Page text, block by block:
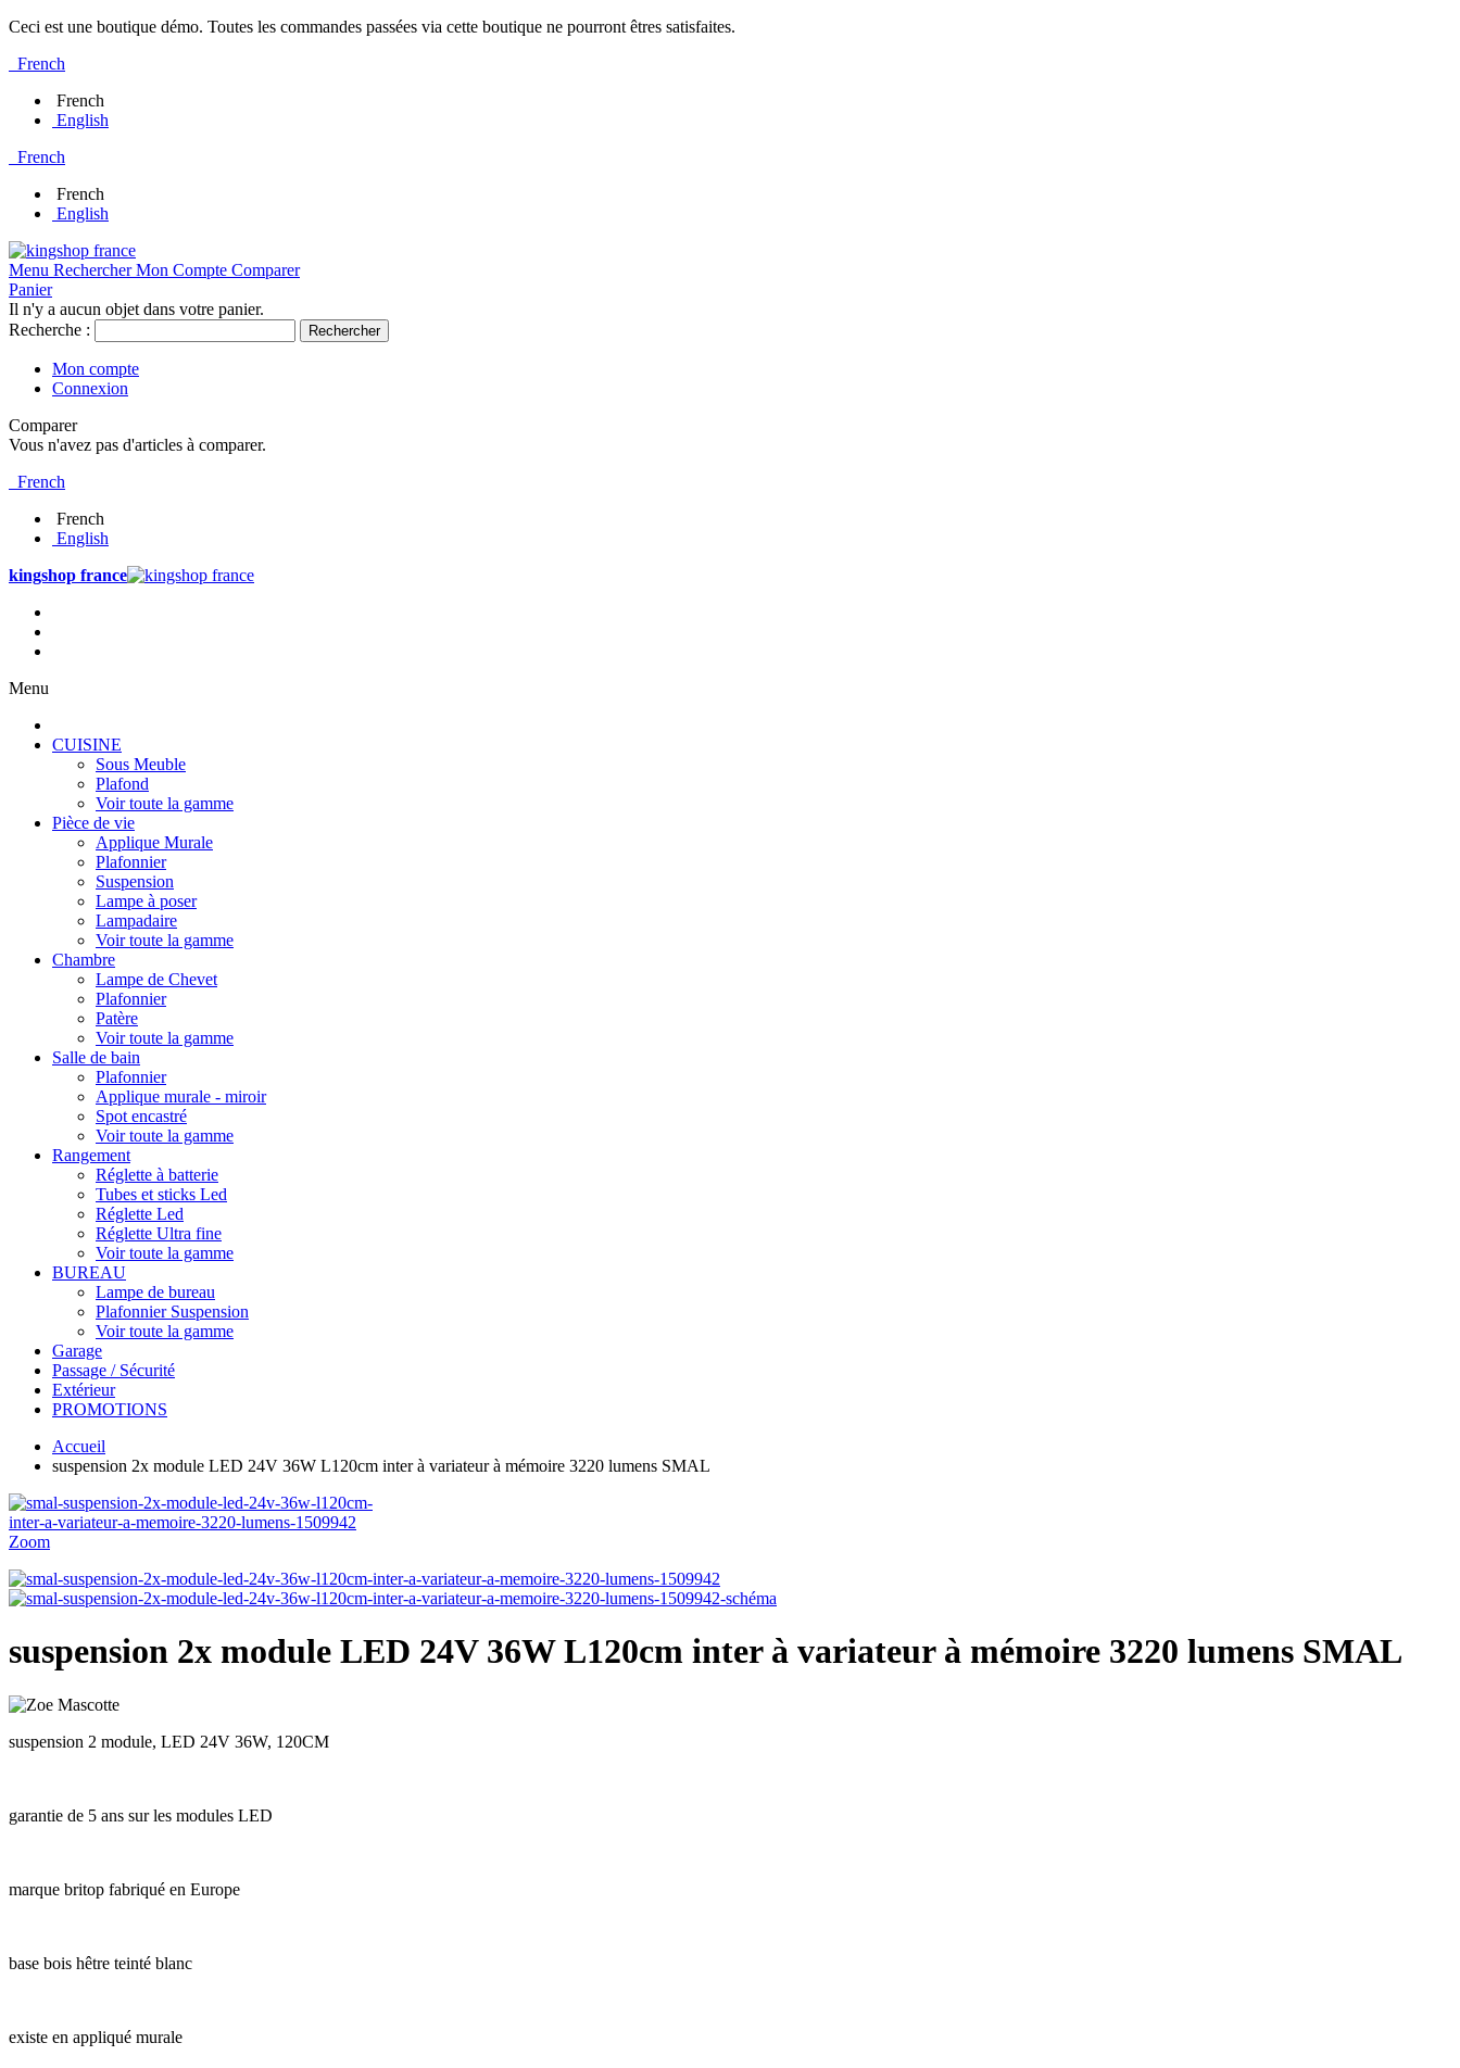
Ceci est une boutique démo. Toutes les commandes passées via cette boutique ne pourront êtres satisfaites.
French
French
English
French
French
English
Menu Rechercher Mon Compte Comparer
Panier
Il n'y a aucun objet dans votre panier.
Recherche :
Rechercher
Mon compte
Connexion
Comparer
Vous n'avez pas d'articles à comparer.
French
French
English
kingshop france
Menu
CUISINE
Sous Meuble
Plafond
Voir toute la gamme
Pièce de vie
Applique Murale
Plafonnier
Suspension
Lampe à poser
Lampadaire
Voir toute la gamme
Chambre
Lampe de Chevet
Plafonnier
Patère
Voir toute la gamme
Salle de bain
Plafonnier
Applique murale - miroir
Spot encastré
Voir toute la gamme
Rangement
Réglette à batterie
Tubes et sticks Led
Réglette Led
Réglette Ultra fine
Voir toute la gamme
BUREAU
Lampe de bureau
Plafonnier Suspension
Voir toute la gamme
Garage
Passage / Sécurité
Extérieur
PROMOTIONS
Accueil
suspension 2x module LED 24V 36W L120cm inter à variateur à mémoire 3220 lumens SMAL
Zoom
suspension 2x module LED 24V 36W L120cm inter à variateur à mémoire 3220 lumens SMAL
suspension 2 module, LED 24V 36W, 120CM
garantie de 5 ans sur les modules LED
marque britop fabriqué en Europe
base bois hêtre teinté blanc
existe en appliqué murale